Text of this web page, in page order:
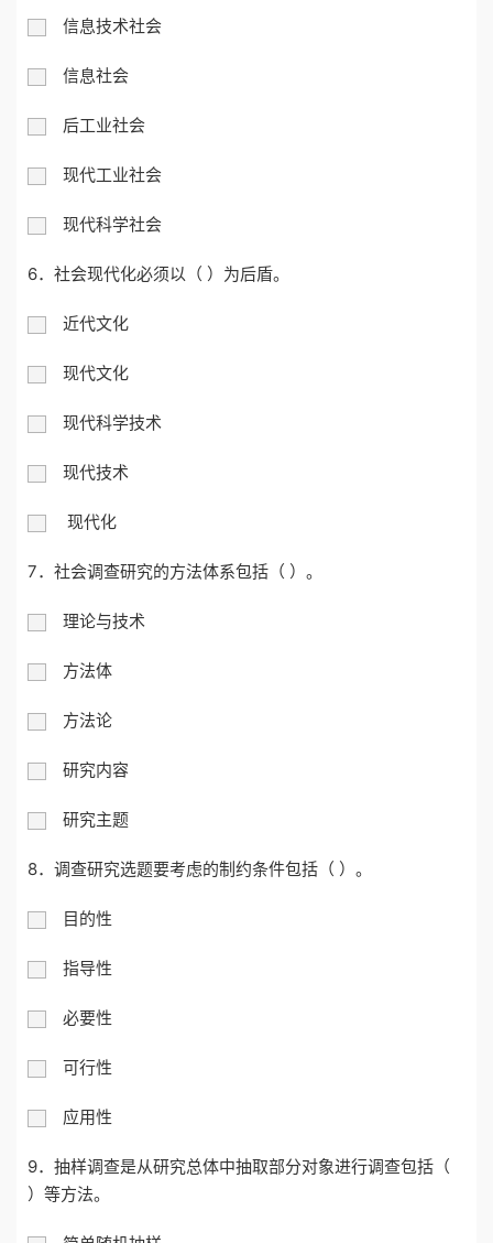
信息技术社会
信息社会
后工业社会
现代工业社会
现代科学社会
6．社会现代化必须以（ ）为后盾。
近代文化
现代文化
现代科学技术
现代技术
现代化
7．社会调查研究的方法体系包括（ ）。
理论与技术
方法体
方法论
研究内容
研究主题
8．调查研究选题要考虑的制约条件包括（ ）。
目的性
指导性
必要性
可行性
应用性
9．抽样调查是从研究总体中抽取部分对象进行调查包括（
）等方法。